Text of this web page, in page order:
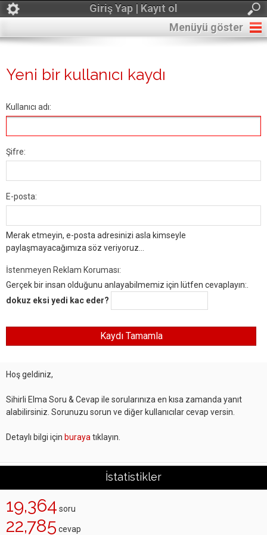
Giriş Yap | Kayıt ol
Menüyü göster
Yeni bir kullanıcı kaydı
Kullanıcı adı:
Şifre:
E-posta:
Merak etmeyin, e-posta adresinizi asla kimseyle
paylaşmayacağımıza söz veriyoruz...
İstenmeyen Reklam Koruması:
Gerçek bir insan olduğunu anlayabilmemiz için lütfen cevaplayın:.
dokuz eksi yedi kac eder?
Hoş geldiniz,
Sihirli Elma Soru & Cevap ile sorularınıza en kısa zamanda yanıt
alabilirsiniz. Sorunuzu sorun ve diğer kullanıcılar cevap versin.
Detaylı bilgi için buraya tıklayın.
İstatistikler
19,364 soru
22,785 cevap